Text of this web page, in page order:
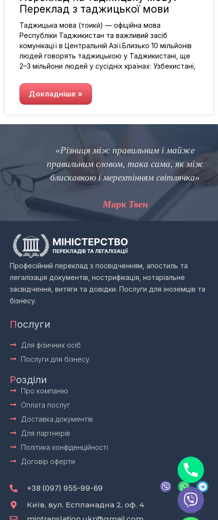
Переклад з таджицької мови
Таджицька мова (тоҷикӣ) — офіційна мова
Республіки Таджикистан та важливий засіб
комунікації в Центральній Азії.Близько 10 мільйонів
людей говорять таджицькою у Таджикистані, ще
2–3 мільйони людей у сусідніх країнах: Узбекистані,
Докладніше »
«Різниця між правильним і майже
правильним словом, така сама, як між
блискавкою і мерехтінням світлячка»
Марк Твен
Професійний переклад з посвідченням, апостиль та
легалізація документів, нострифікація, нотаріальне
засвідчення, витяги та довідки. Послуги для іноземців та
бізнесу.
Послуги
Для фізичних осіб
Послуги для бізнесу
Розділи
Про компанію
Оплата послуг
Доставка документів
Для партнерів
Політика конфіденційності
Договір оферти
+38 (097) 955-99-69
V
i
W
h
a
t
s
T
e
l
e
Київ, вул. Еспланадна 2, оф. 4